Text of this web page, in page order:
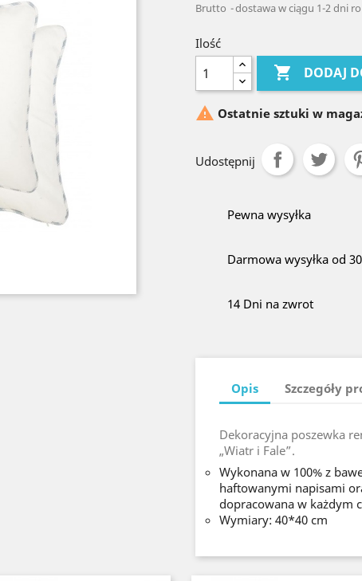
Brutto dostawa w ciągu 1-2 dni
Ilość
 DODAJ
 Ostatnie sztuki w
Udostępnij
Pewna wysyłka
Darmowa wysyłka od
14 Dni na zwrot
Opis Szczegóły
Dekoracyjna poszewka
„Wiatr i Fale”.
Wykonana w 100% z
haftowanymi napisami
dopracowana w każdym
Wymiary: 40*40 cm